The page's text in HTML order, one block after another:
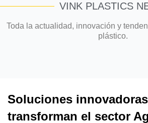
VINK PLASTICS
Toda la actualidad, innovación y
plástico.
Soluciones
transforman el sector